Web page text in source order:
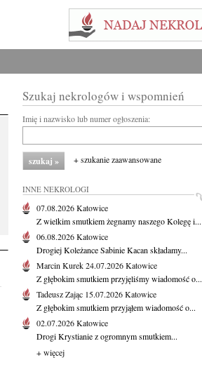
Szukaj nekrologów i wspomnień
Imię i nazwisko lub numer ogłoszenia:
+ szukanie zaawansowane
INNE NEKROLOGI
07.08.2026Katowice
Z wielkim smutkiem żegnamy naszego Kolegę i...
06.08.2026Katowice
Drogiej Koleżance Sabinie Kacan składamy...
Marcin Kurek24.07.2026Katowice
Z głębokim smutkiem przyjęliśmy wiadomość o...
Tadeusz Zając 15.07.2026Katowice
Z głębokim smutkiem przyjąłem wiadomość o...
02.07.2026Katowice
Drogi Krystianie z ogromnym smutkiem...
+ więcej